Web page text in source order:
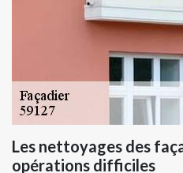
Les nettoyages des
opérations difficiles